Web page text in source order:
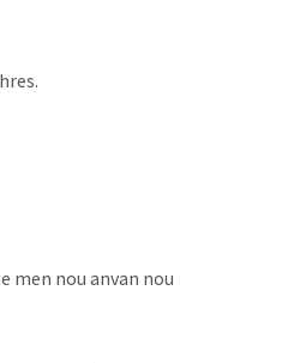
men nou anvan nou